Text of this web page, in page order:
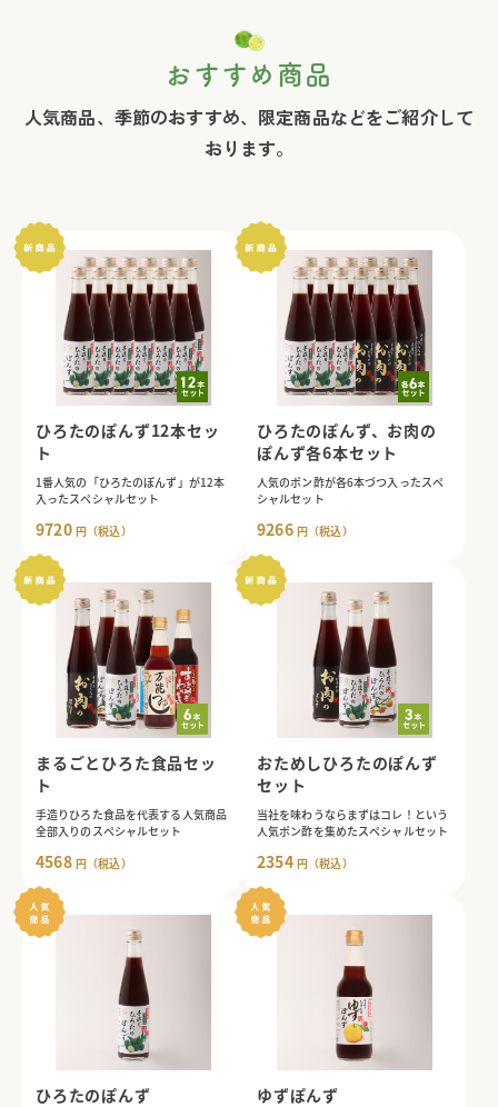
おすすめ商品
人気商品、季節のおすすめ、限定商品などをご紹介して
おります。
ひろたのぽんず12本セッ
ト
1番人気の「ひろたのぽんず」が12本
入ったスペシャルセット
9720 円（税込）
ひろたのぽんず、お肉の
ぽんず各6本セット
人気のポン酢が各6本づつ入ったスペ
シャルセット
9266 円（税込）
まるごとひろた食品セッ
ト
手造りひろた食品を代表する人気商品
全部入りのスペシャルセット
4568 円（税込）
おためしひろたのぽんず
セット
当社を味わうならまずはコレ！という
人気ポン酢を集めたスペシャルセット
2354 円（税込）
ひろたのぽんず ゆずぽんず